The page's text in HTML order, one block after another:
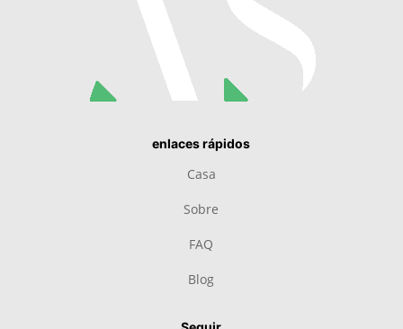
enlaces rápidos
Casa
Sobre
FAQ
Blog